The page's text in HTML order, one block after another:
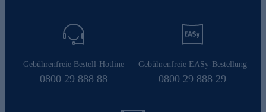
Gebührenfreie Bestell-Hotline
0800 29 888 88
Gebührenfreie EASy-Bestellung
0800 29 888 29